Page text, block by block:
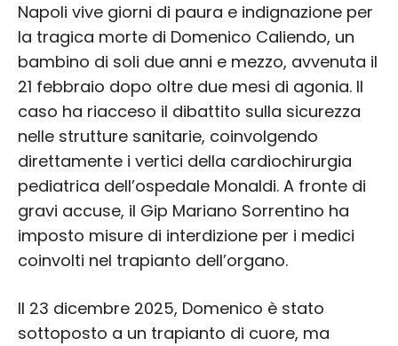
Napoli vive giorni di paura e indignazione per
la tragica morte di Domenico Caliendo, un
bambino di soli due anni e mezzo, avvenuta il
21 febbraio dopo oltre due mesi di agonia. Il
caso ha riacceso il dibattito sulla sicurezza
nelle strutture sanitarie, coinvolgendo
direttamente i vertici della cardiochirurgia
pediatrica dell’ospedale Monaldi. A fronte di
gravi accuse, il Gip Mariano Sorrentino ha
imposto misure di interdizione per i medici
coinvolti nel trapianto dell’organo.
Il 23 dicembre 2025, Domenico è stato
sottoposto a un trapianto di cuore, ma